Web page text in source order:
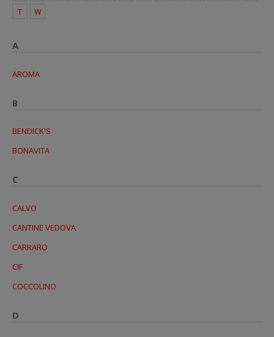
T
W
A
AROMA
B
BENDICK'S
BONAVITA
C
CALVO
CANTINE VEDOVA
CARRARO
CIF
COCCOLINO
D